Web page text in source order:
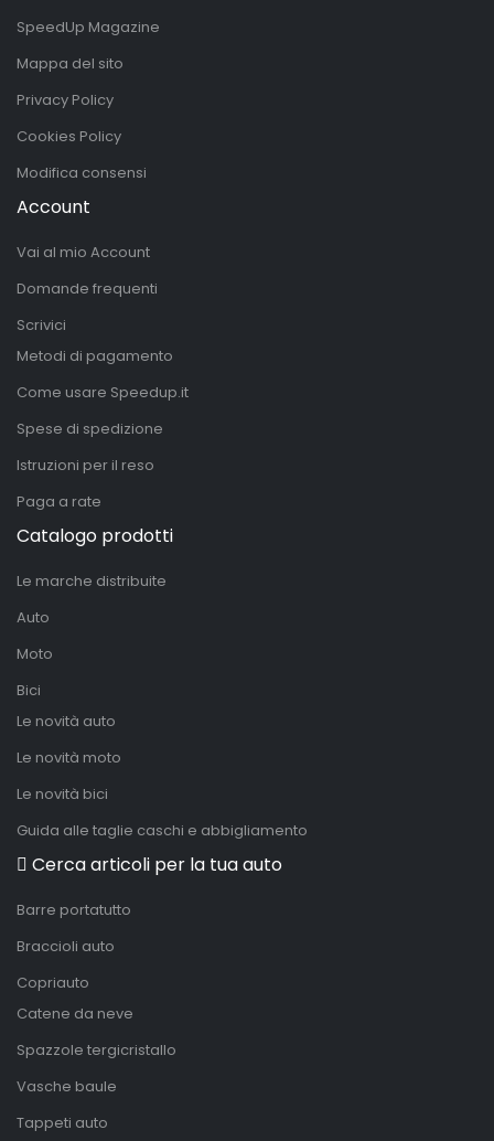
SpeedUp Magazine
Mappa del sito
Privacy Policy
Cookies Policy
Modifica consensi
Account
Vai al mio Account
Domande frequenti
Scrivici
Metodi di pagamento
Come usare Speedup.it
Spese di spedizione
Istruzioni per il reso
Paga a rate
Catalogo prodotti
Le marche distribuite
Auto
Moto
Bici
Le novità auto
Le novità moto
Le novità bici
Guida alle taglie caschi e abbigliamento
Cerca articoli per la tua auto
Barre portatutto
Braccioli auto
Copriauto
Catene da neve
Spazzole tergicristallo
Vasche baule
Tappeti auto